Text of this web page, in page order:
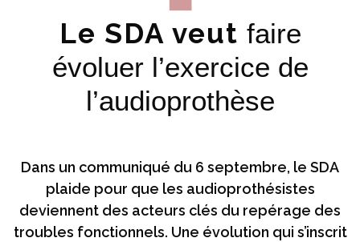
Le SDA veut faire
évoluer l’exercice de
l’audioprothèse
Dans un communiqué du 6 septembre, le SDA
plaide pour que les audioprothésistes
deviennent des acteurs clés du repérage des
troubles fonctionnels. Une évolution qui s’inscrit